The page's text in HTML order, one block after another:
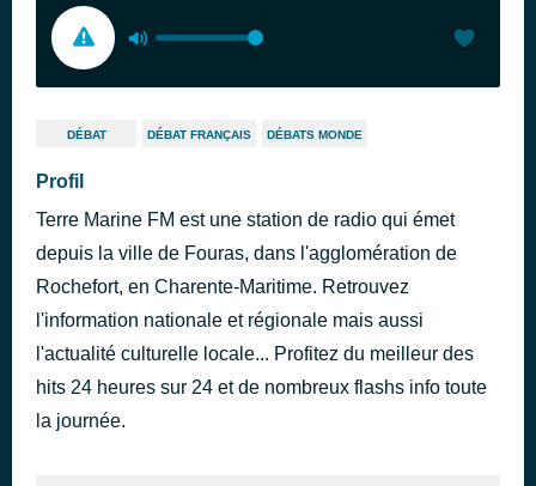
DÉBAT DÉBAT FRANÇAIS DÉBATS MONDE
Profil
Terre Marine FM est une station de radio qui émet
depuis la ville de Fouras, dans l'agglomération de
Rochefort, en Charente-Maritime. Retrouvez
l'information nationale et régionale mais aussi
l'actualité culturelle locale... Profitez du meilleur des
hits 24 heures sur 24 et de nombreux flashs info toute
la journée.